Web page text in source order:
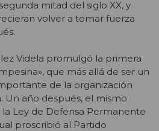
mitad del siglo XX, y
volver a tomar fuerza
Videla promulgó la primera
que más allá de ser un
de la organización
Un año después, el mismo
Ley de Defensa Permanente
proscribió al Partido